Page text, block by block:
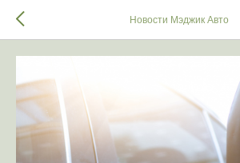
Новости Мэджик Авто